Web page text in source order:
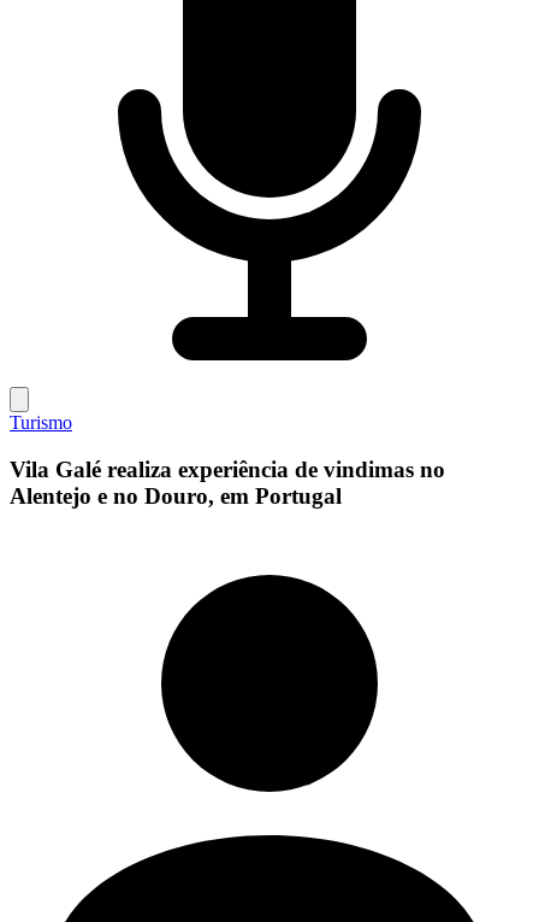
Turismo
Vila Galé realiza experiência de vindimas no
Alentejo e no Douro, em Portugal